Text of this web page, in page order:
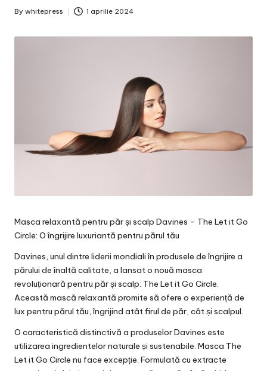
Posted
By whitepress 1 aprilie 2024
Masca relaxantă pentru păr și scalp Davines – The Let it Go
Circle: O îngrijire luxuriantă pentru părul tău
Davines, unul dintre liderii mondiali în produsele de îngrijire a
părului de înaltă calitate, a lansat o nouă masca
revoluționară pentru păr și scalp: The Let it Go Circle.
Această mască relaxantă promite să ofere o experiență de
lux pentru părul tău, îngrijind atât firul de păr, cât și scalpul.
O caracteristică distinctivă a produselor Davines este
utilizarea ingredientelor naturale și sustenabile. Masca The
Let it Go Circle nu face excepție. Formulată cu extracte